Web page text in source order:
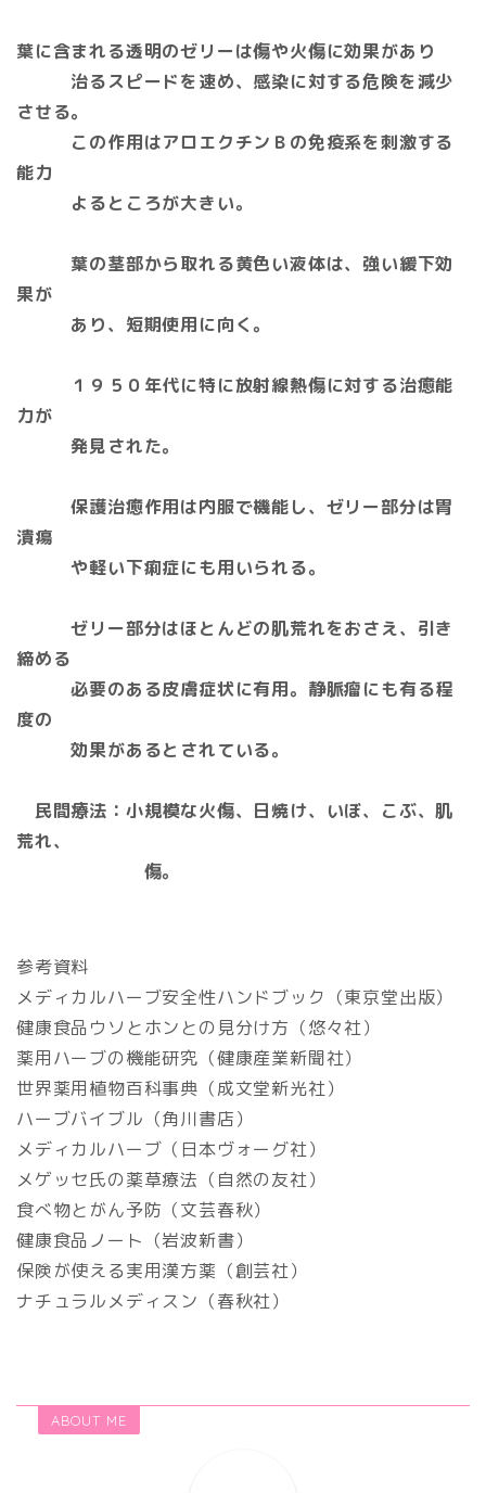
葉に含まれる透明のゼリーは傷や火傷に効果があり
治るスピードを速め、感染に対する危険を減少
させる。
この作用はアロエクチンＢの免疫系を刺激する
能力
よるところが大きい。
葉の茎部から取れる黄色い液体は、強い緩下効
果が
あり、短期使用に向く。
１９５０年代に特に放射線熱傷に対する治癒能
力が
発見された。
保護治癒作用は内服で機能し、ゼリー部分は胃
潰瘍
や軽い下痢症にも用いられる。
ゼリー部分はほとんどの肌荒れをおさえ、引き
締める
必要のある皮膚症状に有用。静脈瘤にも有る程
度の
効果があるとされている。
民間療法：小規模な火傷、日焼け、いぼ、こぶ、肌
荒れ、
傷。
参考資料
メディカルハーブ安全性ハンドブック（東京堂出版）
健康食品ウソとホンとの見分け方（悠々社）
薬用ハーブの機能研究（健康産業新聞社）
世界薬用植物百科事典（成文堂新光社）
ハーブバイブル（角川書店）
メディカルハーブ（日本ヴォーグ社）
メゲッセ氏の薬草療法（自然の友社）
食べ物とがん予防（文芸春秋）
健康食品ノート（岩波新書）
保険が使える実用漢方薬（創芸社）
ナチュラルメディスン（春秋社）
ABOUT ME